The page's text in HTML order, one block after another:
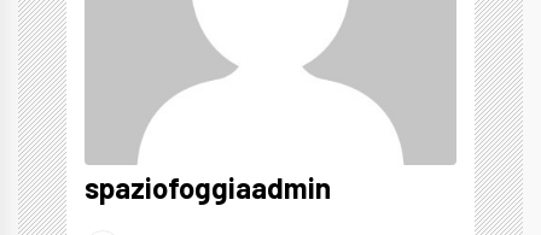
spaziofoggiaadmin